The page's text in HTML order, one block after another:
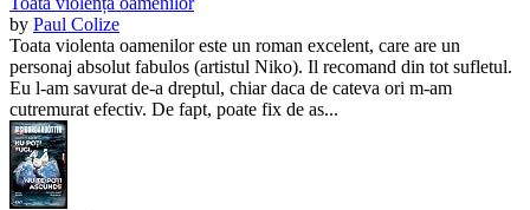
by Paul Colize
Toata violenta oamenilor este un roman excelent, care are un
personaj absolut fabulos (artistul Niko). Il recomand din tot sufletul.
Eu l-am savurat de-a dreptul, chiar daca de cateva ori m-am
cutremurat efectiv. De fapt, poate fix de as...